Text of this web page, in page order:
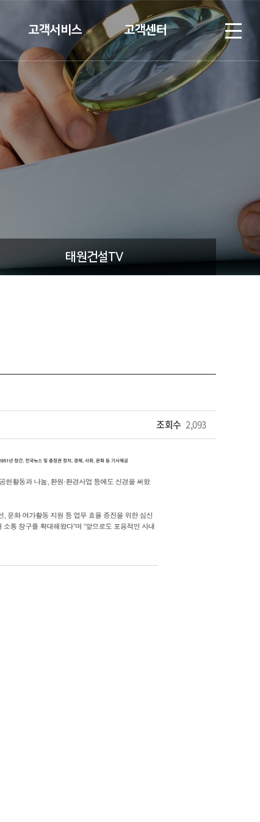
고객서비스
계약고객
입주고객
C/S안내
고객센터
협력업체 등록
Q&A
태원건설TV
조회수 2,093